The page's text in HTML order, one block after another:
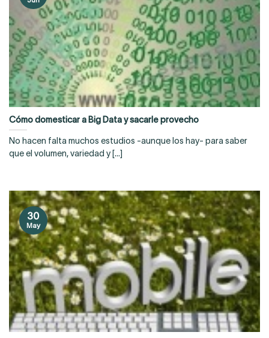
Cómo domesticar a Big Data y sacarle provecho
No hacen falta muchos estudios -aunque los hay- para saber
que el volumen, variedad y [...]
30
May